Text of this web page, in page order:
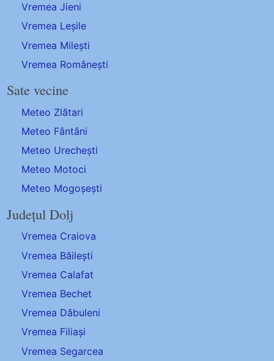
Vremea Jieni
Vremea Leșile
Vremea Milești
Vremea Românești
Sate vecine
Meteo Zlătari
Meteo Fântâni
Meteo Urechești
Meteo Motoci
Meteo Mogoșești
Județul Dolj
Vremea Craiova
Vremea Băilești
Vremea Calafat
Vremea Bechet
Vremea Dăbuleni
Vremea Filiași
Vremea Segarcea